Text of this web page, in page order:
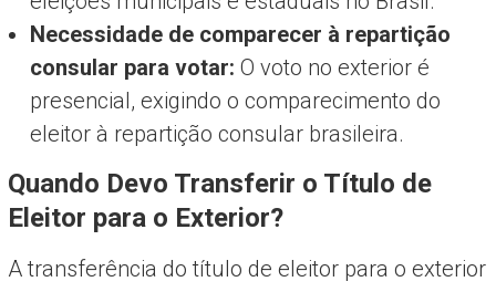
Necessidade de comparecer à repartição
consular para votar: O voto no exterior é
presencial, exigindo o comparecimento do
eleitor à repartição consular brasileira.
Quando Devo Transferir o Título de
Eleitor para o Exterior?
A transferência do título de eleitor para o exterior